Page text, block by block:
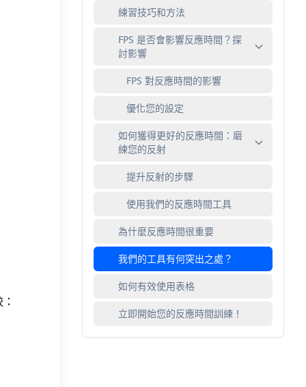
練習技巧和方法
FPS 是否會影響反應時間？探
討影響
FPS 對反應時間的影響
優化您的設定
如何獲得更好的反應時間：磨
練您的反射
提升反射的步驟
使用我們的反應時間工具
為什麼反應時間很重要
我們的工具有何突出之處？
如何有效使用表格
立即開始您的反應時間訓練！